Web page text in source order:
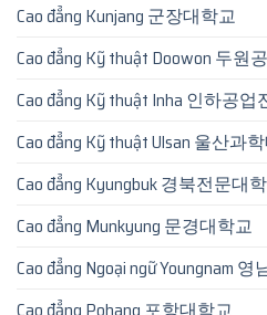
Cao đẳng Kunjang 군장대학교
Cao đẳng Kỹ thuật Doowon 두원
Cao đẳng Kỹ thuật Inha 인하공
Cao đẳng Kỹ thuật Ulsan 울산과
Cao đẳng Kyungbuk 경북전문대
Cao đẳng Munkyung 문경대학교
Cao đẳng Ngoại ngữ Youngnam